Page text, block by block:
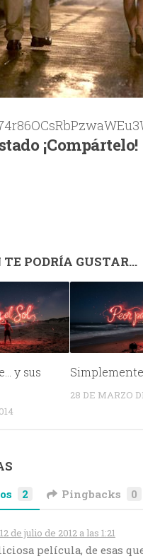
¡Compártelo!
PODRÍA GUSTAR...
y sus
28 DE MARZO
2 Pingbacks 0
12 de julio de 2012 a las 1:21
película, de esas